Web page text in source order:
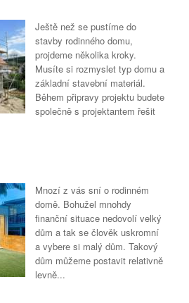
Ještě než se pustíme do
stavby rodinného domu,
projdeme několika kroky.
Musíte si rozmyslet typ domu a
základní stavební materiál.
Během připravy projektu budete
společně s projektantem řešit
Mnozí z vás sní o rodinném
domě. Bohužel mnohdy
finanční situace nedovolí velký
dům a tak se člověk uskromní
a vybere si malý dům. Takový
dům můžeme postavit relativně
levně...